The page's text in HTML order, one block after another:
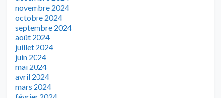
novembre 2024
octobre 2024
septembre 2024
août 2024
juillet 2024
juin 2024
mai 2024
avril 2024
mars 2024